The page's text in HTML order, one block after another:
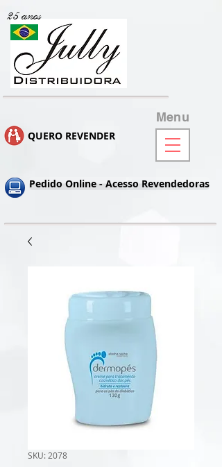
Pedido Online - Acesso Revendedoras
QUERO REVENDER
Menu
25 anos
SKU: 2078